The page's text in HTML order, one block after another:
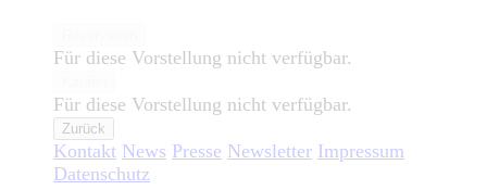
Für diese Vorstellung nicht verfügbar.
Für diese Vorstellung nicht verfügbar.
Zurück
Kontakt News Presse Newsletter Impressum
Datenschutz